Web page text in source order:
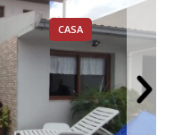
CASA